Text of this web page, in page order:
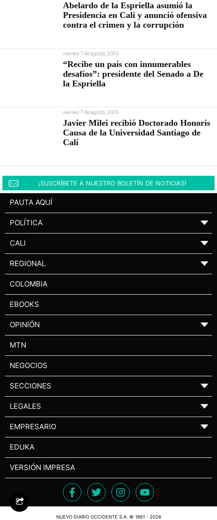
Abelardo de la Espriella asumió la
Presidencia en Cali y anunció ofensiva
contra el crimen y la corrupción
viernes 7 de agosto, 2026
“Recibe un país con innumerables
desafíos”: presidente del Senado a De
la Espriella
viernes 7 de agosto, 2026
Javier Milei recibió Doctorado Honoris
Causa de la Universidad Santiago de
Cali
¡SUSCRÍBETE A NUESTRO BOLETÍN DE NOTICIAS!
PAUTA AQUÍ
POLÍTICA ▼
CALI ▼
REGIONAL ▼
COLOMBIA
EBOOKS
OPINIÓN ▼
MTN
NEGOCIOS
SECCIONES ▼
LEGALES ▼
EMPRESARIO ▼
EDUKA
VERSIÓN IMPRESA
NUEVO DIARIO OCCIDENTE S.A. © 1961 - 2026